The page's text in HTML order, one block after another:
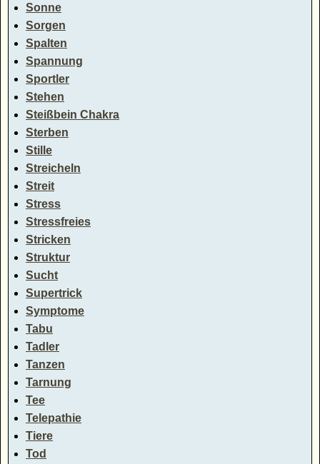
Sonne
Sorgen
Spalten
Spannung
Sportler
Stehen
Steißbein Chakra
Sterben
Stille
Streicheln
Streit
Stress
Stressfreies
Stricken
Struktur
Sucht
Supertrick
Symptome
Tabu
Tadler
Tanzen
Tarnung
Tee
Telepathie
Tiere
Tod